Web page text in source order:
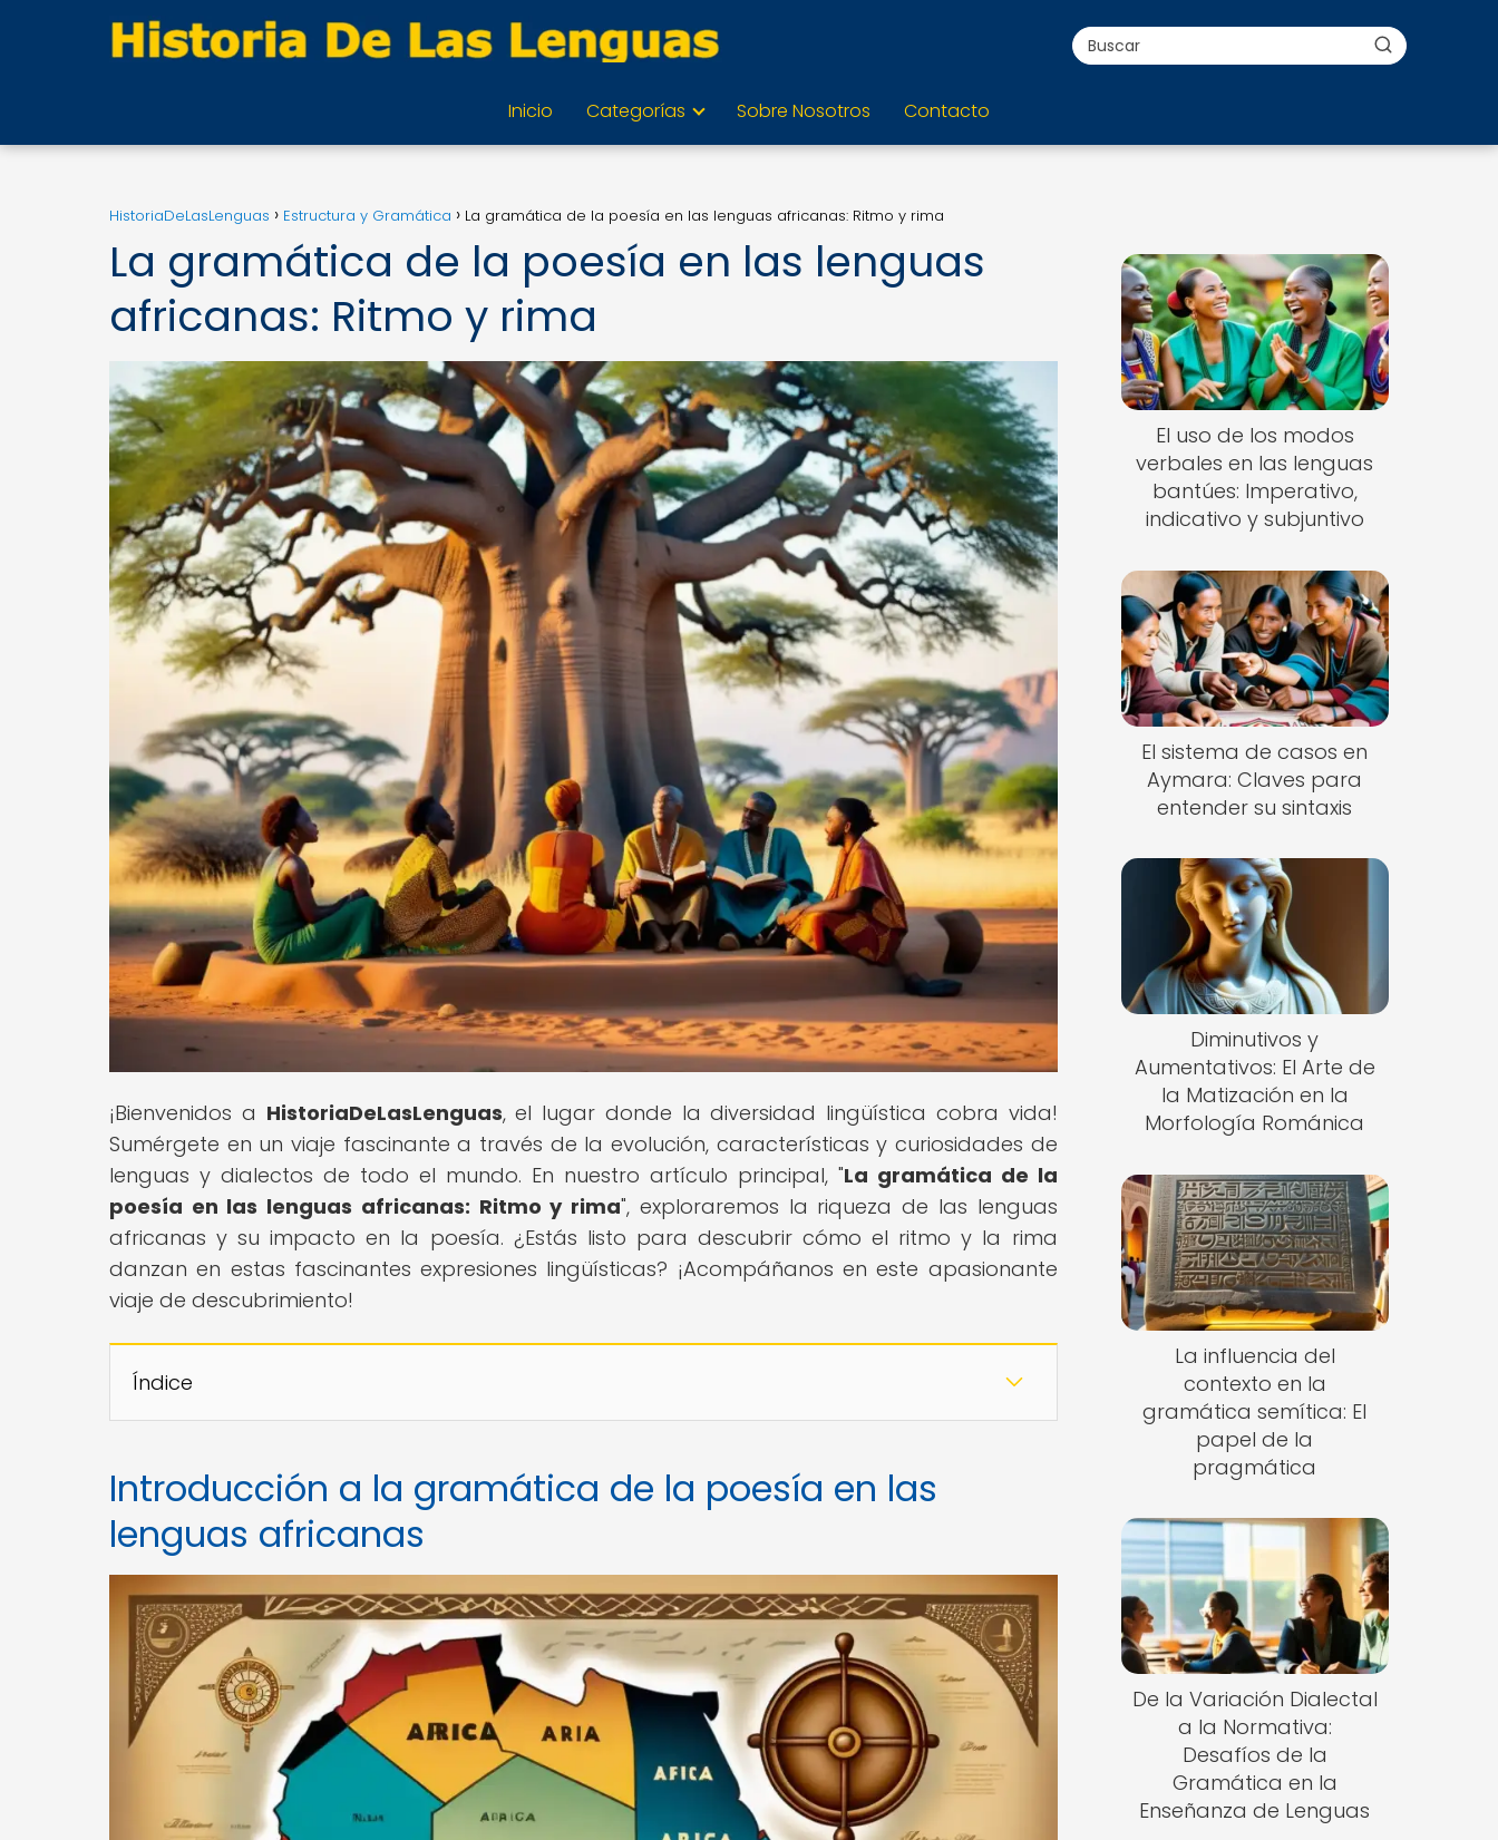
Inicio Categorías Sobre Nosotros Contacto
HistoriaDeLasLenguas Estructura y Gramática La gramática de la poesía en las lenguas africanas: Ritmo y rima
La gramática de la poesía en las lenguas
africanas: Ritmo y rima
¡Bienvenidos a HistoriaDeLasLenguas, el lugar donde la diversidad lingüística cobra vida!
Sumérgete en un viaje fascinante a través de la evolución, características y curiosidades de
lenguas y dialectos de todo el mundo. En nuestro artículo principal, "La gramática de la
poesía en las lenguas africanas: Ritmo y rima", exploraremos la riqueza de las lenguas
africanas y su impacto en la poesía. ¿Estás listo para descubrir cómo el ritmo y la rima
danzan en estas fascinantes expresiones lingüísticas? ¡Acompáñanos en este apasionante
viaje de descubrimiento!
Índice
Introducción a la gramática de la poesía en las
lenguas africanas
El uso de los modos
verbales en las lenguas
bantúes: Imperativo,
indicativo y subjuntivo
El sistema de casos en
Aymara: Claves para
entender su sintaxis
Diminutivos y
Aumentativos: El Arte de
la Matización en la
Morfología Románica
La influencia del
contexto en la
gramática semítica: El
papel de la
pragmática
De la Variación Dialectal
a la Normativa:
Desafíos de la
Gramática en la
Enseñanza de Lenguas